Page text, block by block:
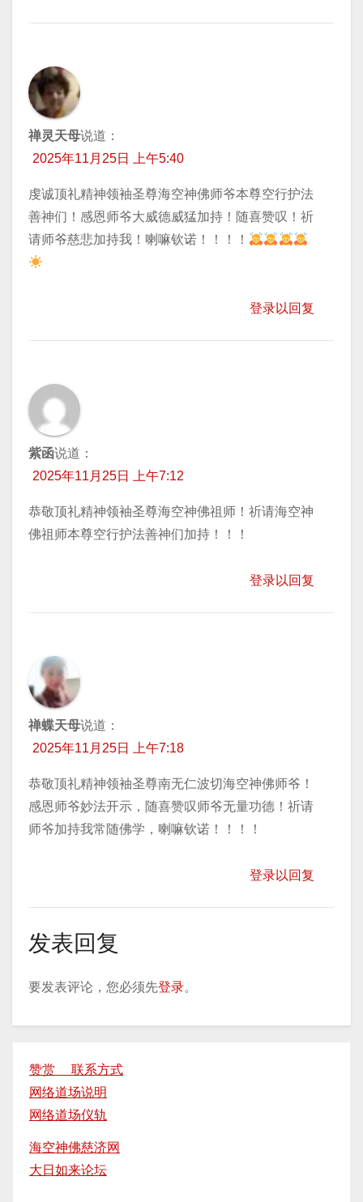
禅灵天母说道：
2025年11月25日 上午5:40
虔诚顶礼精神领袖圣尊海空神佛师爷本尊空行护法
善神们！感恩师爷大威德威猛加持！随喜赞叹！祈
请师爷慈悲加持我！喇嘛钦诺！！！！
登录以回复
紫函说道：
2025年11月25日 上午7:12
恭敬顶礼精神领袖圣尊海空神佛祖师！祈请海空神
佛祖师本尊空行护法善神们加持！！！
登录以回复
禅蝶天母说道：
2025年11月25日 上午7:18
恭敬顶礼精神领袖圣尊南无仁波切海空神佛师爷！
感恩师爷妙法开示，随喜赞叹师爷无量功德！祈请
师爷加持我常随佛学，喇嘛钦诺！！！！
登录以回复
发表回复
要发表评论，您必须先登录。
赞赏 联系方式
网络道场说明
网络道场仪轨
海空神佛慈济网
大日如来论坛